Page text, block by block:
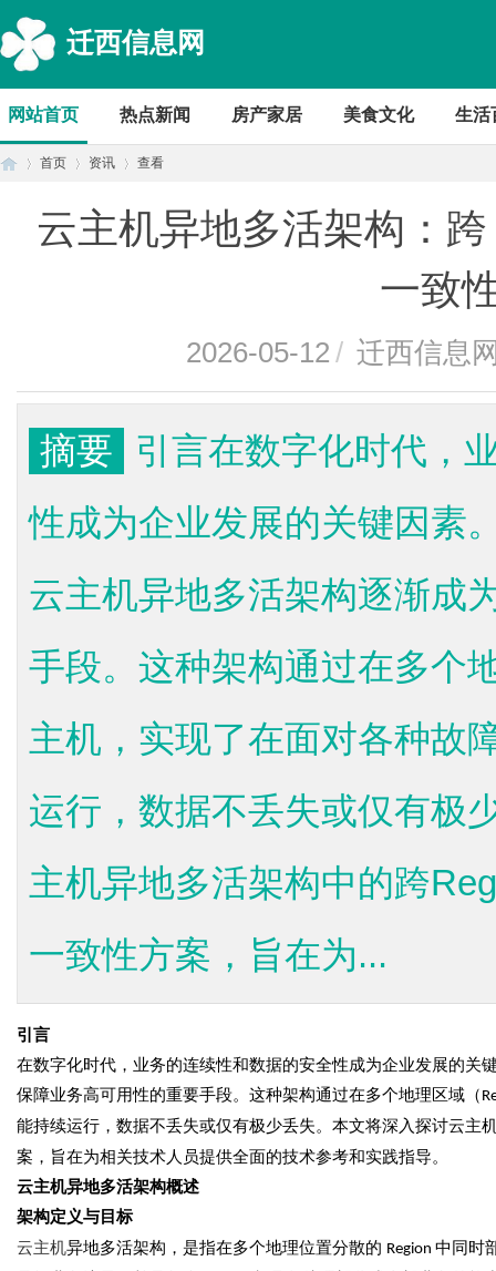
迁西信息网
网站首页 热点新闻 房产家居 美食文化 生活
首页 资讯 查看
云主机异地多活架构：
一致
2026-05-12 / 迁西信息
摘要
引言在数字化时代，
性成为企业发展的关键因素
云主机异地多活架构逐渐成
手段。这种架构通过在多个
主机，实现了在面对各种故
运行，数据不丢失或仅有极
主机异地多活架构中的跨
一致性方案，旨在为...
引言
在数字化时代，业务的连续性和数据的安全性成为企业发展的关
保障业务高可用性的重要手段。这种架构通过在多个地理区域（
能持续运行，数据不丢失或仅有极少丢失。本文将深入探讨云主
案，旨在为相关技术人员提供全面的技术参考和实践指导。
云主机异地多活架构概述
架构定义与目标
云主机异地多活架构，是指在多个地理位置分散的 Region 中同时